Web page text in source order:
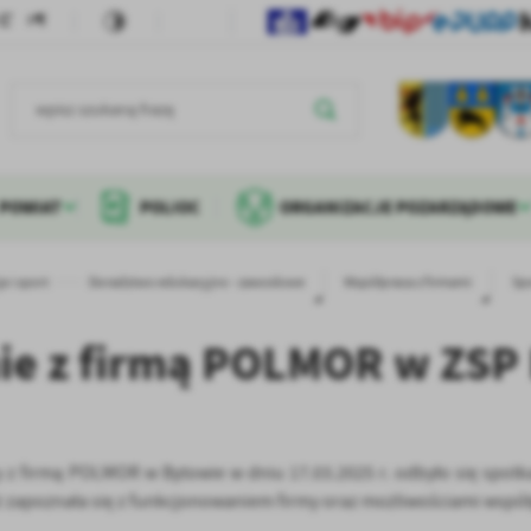
POWIAT POLIOC ORGANIZACJE POZARZĄDOWE
i sport Doradztwo edukacyjno - zawodowe Współpraca z firmami
z firmą POLMOR w
z firmą POLMOR w Bytowie w dniu 17.03.2025 r. odbyło się
zapoznała się z funkcjonowaniem firmy oraz możliwościami